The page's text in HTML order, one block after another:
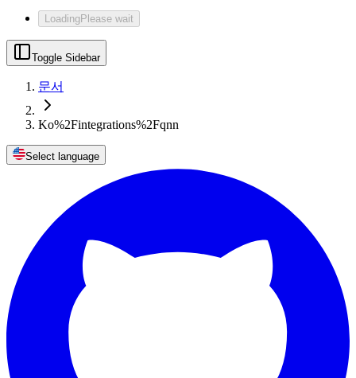
LoadingPlease wait
Toggle Sidebar
문서
Ko%2Fintegrations%2Fqnn
Select language